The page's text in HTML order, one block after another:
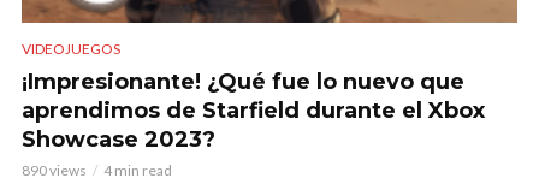
VIDEOJUEGOS
¡Impresionante! ¿Qué fue lo nuevo que
aprendimos de Starfield durante el Xbox
Showcase 2023?
890 views 4 min read